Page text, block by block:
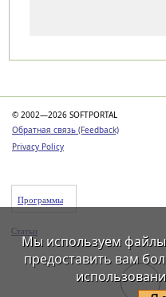
© 2002—2026 SOFTPORTAL
Обратная связь (Feedback)
Privacy Policy
Программы
Статьи
Мы используем файлы
предоставить вам